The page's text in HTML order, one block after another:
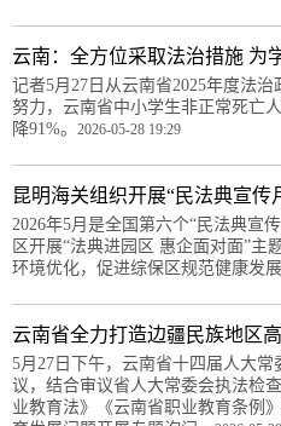
云南：全方位采取法治措施 为
记者5月27日从云南省2025年度法
努力，云南省中小学生非正常死亡
降91%。 2026-05-28 19:29
昆明海关组织开展“民法典宣传
2026年5月是全国第六个“民法典宣
区开展“法典进园区 惠企面对面”主
环境优化，促进综保区规范健康发展
云南省全力打造边疆民族地区
5月27日下午，云南省十四届人大
议，结合审议省人大常委会执法检
业教育法》《云南省职业教育条例